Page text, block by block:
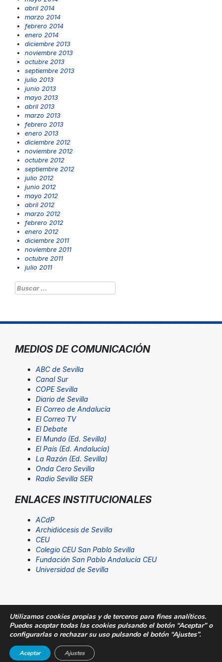
abril 2014
marzo 2014
febrero 2014
enero 2014
diciembre 2013
noviembre 2013
octubre 2013
septiembre 2013
julio 2013
junio 2013
mayo 2013
abril 2013
marzo 2013
febrero 2013
enero 2013
diciembre 2012
noviembre 2012
octubre 2012
septiembre 2012
julio 2012
junio 2012
mayo 2012
abril 2012
marzo 2012
febrero 2012
enero 2012
diciembre 2011
noviembre 2011
octubre 2011
julio 2011
Buscar:
MEDIOS DE COMUNICACIÓN
ABC de Sevilla
Canal Sur
COPE Sevilla
Diario de Sevilla
El Correo de Andalucía
El Correo TV
El Debate
El Mundo (Ed. Sevilla)
El País (Ed. Andalucía)
La Razón (Ed. Sevilla)
Onda Cero Sevilla
Radio Sevilla SER
ENLACES INSTITUCIONALES
ACdP
Archidiócesis de Sevilla
CEU
Colegio CEU San Pablo Sevilla
Fundación San Pablo Andalucía CEU
Universidad de Sevilla
© Fundación San Pablo Andalucía CEU. Todos los
SUGERENCIAS@CEU
Utilizamos cookies propias y de terceros para fines analíticos.
Puedes aceptar todas las cookies pulsando el botón “Aceptar” o
configurarlas o rechazar su uso pulsando el botón “Ajustes”.
Aceptar Ajustes